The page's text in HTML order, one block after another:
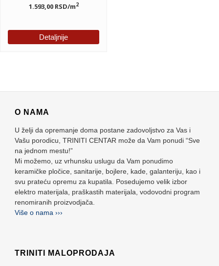
1.593,00 RSD/m2
Detaljnije
O NAMA
U želji da opremanje doma postane zadovoljstvo za Vas i
Vašu porodicu, TRINITI CENTAR može da Vam ponudi “Sve
na jednom mestu!”
Mi možemo, uz vrhunsku uslugu da Vam ponudimo
keramičke pločice, sanitarije, bojlere, kade, galanteriju, kao i
svu prateću opremu za kupatila. Posedujemo velik izbor
elektro materijala, praškastih materijala, vodovodni program
renomiranih proizvodjača.
Više o nama ›››
TRINITI MALOPRODAJA